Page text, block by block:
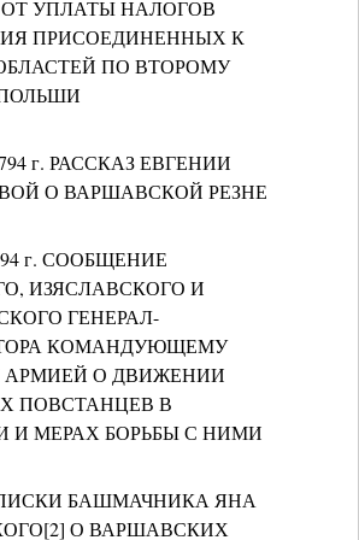
ОТ УПЛАТЫ НАЛОГОВ
ПРИСОЕДИНЕННЫХ К
ПО ВТОРОМУ
г. РАССКАЗ ЕВГЕНИИ
О ВАРШАВСКОЙ РЕЗНЕ
г. СООБЩЕНИЕ
ИЗЯСЛАВСКОГО И
ГЕНЕРАЛ-
КОМАНДУЮЩЕМУ
АРМИЕЙ О ДВИЖЕНИИ
ПОВСТАНЦЕВ В
И МЕРАХ БОРЬБЫ С НИМИ
БАШМАЧНИКА ЯНА
О ВАРШАВСКИХ